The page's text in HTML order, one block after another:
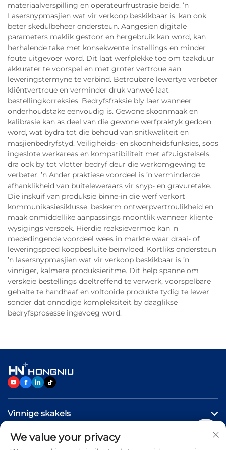
materiaalverspilling en operateurfrustrasie beide. ’n
Lasersnypmasjien wat vir verkoop beskikbaar is, kan ook
beter skedulbeheer ondersteun. Aangesien digitale
parameters maklik gestoor en hergebruik kan word, kan
herhalende take met konsekwente instellings en minder
foute uitgevoer word. Dit laat werfplekke toe om taakduur
akkurater te voorspel en met groter vertroue aan
leweringstermyne te verbind. Betroubare lewertye verbeter
kliëntvertroue en verminder druk vanweë laat
bestellingkorreksies. Bedryfsfraksie bly laer wanneer
onderhoudstake eenvoudig is. Gewone skoonmaak en
kalibrasie kan as deel van die gewone werfpraktyk gedoen
word, wat bydra tot die behoud van snitkwaliteit en
masjienbedryfstyd. Veiligheids- en skoonheidsfunksies, soos
ingeslote werkareas en kompatibiliteit met afzuigstelsels,
dra ook by tot vlotter bedryf deur die werkomgewing te
verbeter. ’n Ander praktiese voordeel is ’n verminderde
afhanklikheid van buiteleweraars vir snyp- en gravuretake.
Die inskuif van produksie binne-in die werf verkort
kommunikasiesiklusse, beskerm ontwerpvertroulikheid en
maak onmiddellike aanpassings moontlik wanneer kliënte
wysigings versoek. Hierdie reaksievermoë kan ’n
mededingende voordeel wees in markte waar draai- of
leweringspoed koopbesluite beïnvloed. Kortliks ondersteun
’n lasersnypmasjien wat vir verkoop beskikbaar is ’n
vinniger, kalmere produksieritme. Dit help spanne om
verskeie bestellings doeltreffend te verwerk, voorspelbare
gehalte te handhaaf en voltooide produkte tydig te lewer
sonder dat onnodige kompleksiteit by daaglikse
bedryfsprosesse ingevoeg word.
Vinnige skakels
PRODUKTE
We value your privacy